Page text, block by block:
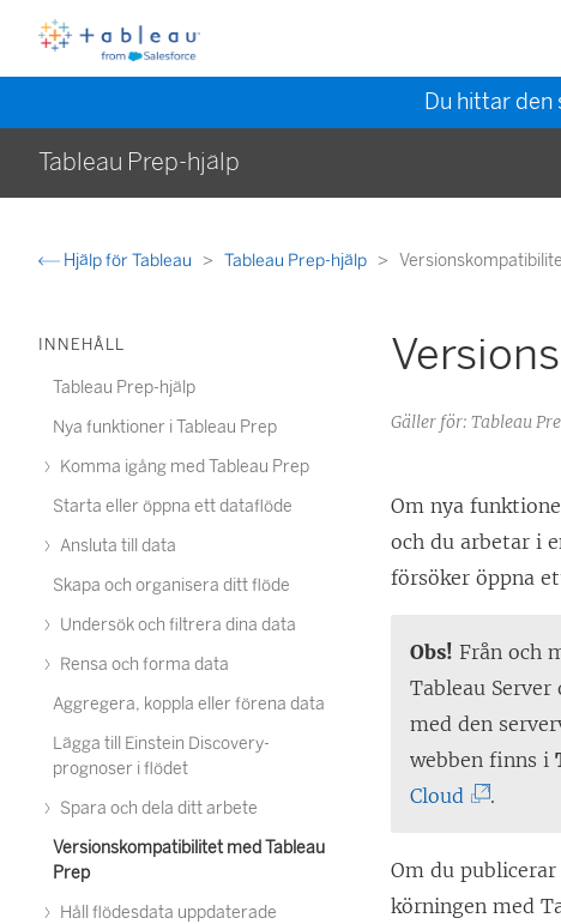
Du hittar den
Tableau Prep-hjälp
Hjälp för Tableau Tableau Prep-hjälp
INNEHÅLL
Tableau Prep-hjälp
Nya funktioner i Tableau Prep
Komma igång med Tableau Prep
Starta eller öppna ett dataflöde
Ansluta till data
Skapa och organisera ditt flöde
Undersök och filtrera dina data
Rensa och forma data
Aggregera, koppla eller förena data
Lägga till Einstein Discovery-
prognoser i flödet
Spara och dela ditt arbete
Versionskompatibilitet med Tableau
Prep
Håll flödesdata uppdaterade
Gäller för: Tableau
Om nya
och du arbetar i
försöker öppna
Obs! Från och
Tableau Server
med den
webben finns i
Cloud (
ä
n
.
Om du
körningen med